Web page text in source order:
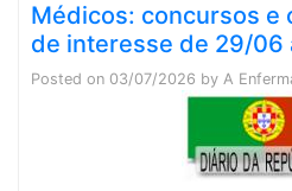
Médicos: concursos e
de interesse de 29/
Posted on 03/07/2026 by A